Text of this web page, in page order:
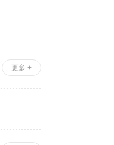
更多 +